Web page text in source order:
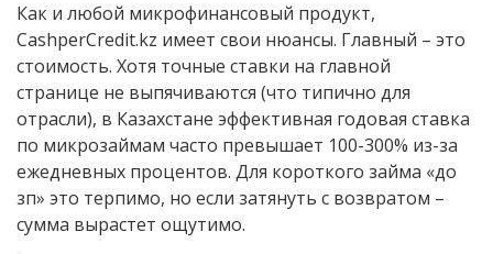
Как и любой микрофинансовый продукт,
CashperCredit.kz имеет свои нюансы. Главный – это
стоимость. Хотя точные ставки на главной
странице не выпячиваются (что типично для
отрасли), в Казахстане эффективная годовая ставка
по микрозаймам часто превышает 100-300% из-за
ежедневных процентов. Для короткого займа «до
зп» это терпимо, но если затянуть с возвратом –
сумма вырастет ощутимо.